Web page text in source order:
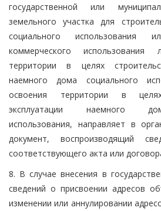
государственной или
земельного участка для
социального использования
коммерческого
территории в целях
наемного дома социального
освоения территории в
эксплуатации наемного
использования, направляет в
документ, воспроизводящий
соответствующего акта или
8. В случае внесения в
сведений о присвоении адресов
изменении или аннулировании